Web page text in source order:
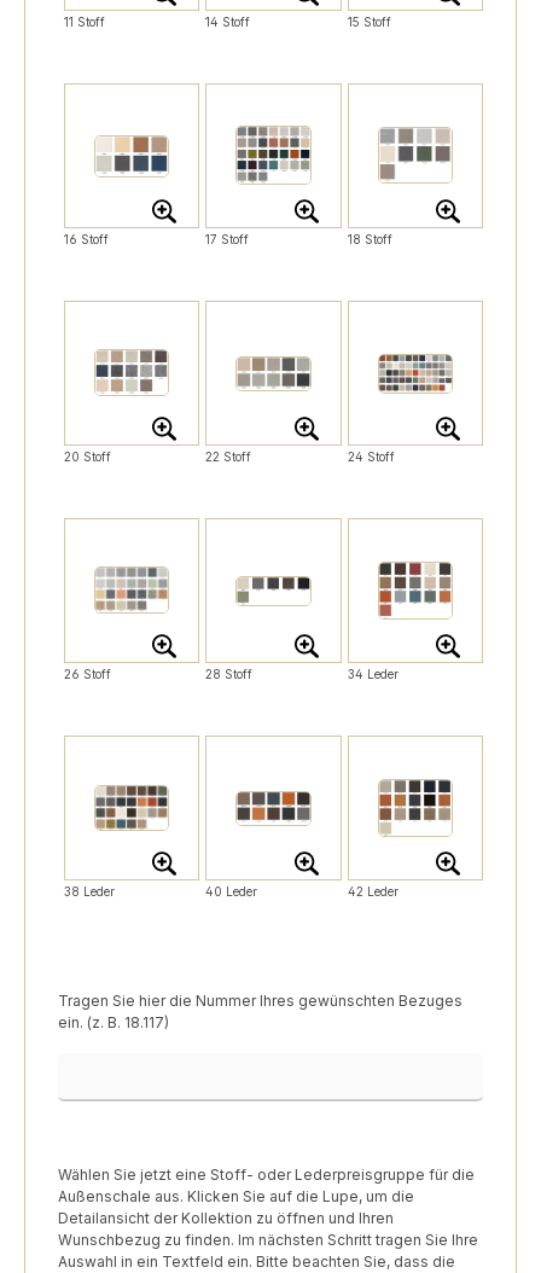
11 Stoff 14 Stoff 15 Stoff
16 Stoff 17 Stoff 18 Stoff
20 Stoff 22 Stoff 24 Stoff
26 Stoff 28 Stoff 34 Leder
38 Leder 40 Leder 42 Leder
Tragen Sie hier die Nummer Ihres gewünschten Bezuges
ein. (z. B. 18.117)
Wählen Sie jetzt eine Stoff- oder Lederpreisgruppe für die
Außenschale aus. Klicken Sie auf die Lupe, um die
Detailansicht der Kollektion zu öffnen und Ihren
Wunschbezug zu finden. Im nächsten Schritt tragen Sie Ihre
Auswahl in ein Textfeld ein. Bitte beachten Sie, dass die